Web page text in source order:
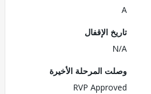
تاريخ الإقفال
وصلت المرحلة الأخيرة
RVP Approved